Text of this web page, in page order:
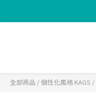
全部商品 /個性化風格 KAGS /